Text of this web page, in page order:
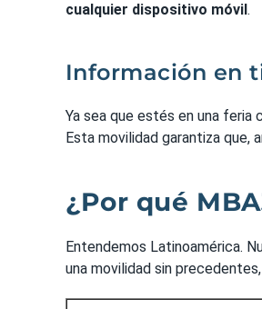
cualquier dispositivo móvil .
Información en
Ya sea que estés en una feria
Esta movilidad garantiza que,
¿Por qué
Entendemos Latinoamérica.
una movilidad sin precedentes,